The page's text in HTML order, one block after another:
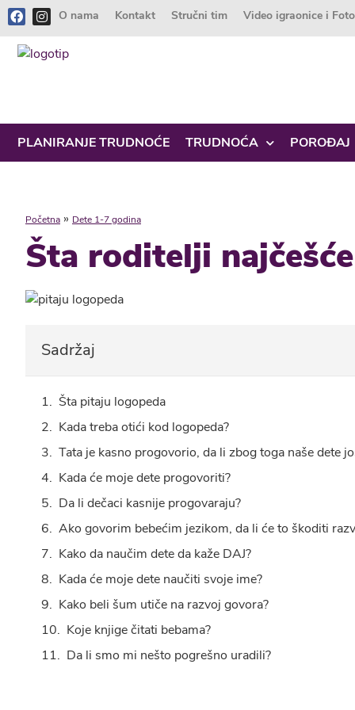
O nama Kontakt Stručni tim Video igraonice i
PLANIRANJE TRUDNOĆE TRUDNOĆA POROĐAJ
Početna » Dete 1-7 godina
Šta roditelji
Sadržaj
Šta pitaju logopeda
Kada treba otići kod logopeda?
Tata je kasno progovorio, da li zbog toga naše dete
Kada će moje dete progovoriti?
Da li dečaci kasnije progovaraju?
Ako govorim bebećim jezikom, da li će to škoditi
Kako da naučim dete da kaže DAJ?
Kada će moje dete naučiti svoje ime?
Kako beli šum utiče na razvoj govora?
Koje knjige čitati bebama?
Da li smo mi nešto pogrešno uradili?